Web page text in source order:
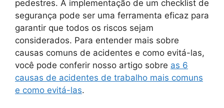
pedestres. A implementação de um checklist de
segurança pode ser uma ferramenta eficaz para
garantir que todos os riscos sejam
considerados. Para entender mais sobre
causas comuns de acidentes e como evitá-las,
você pode conferir nosso artigo sobre as 6
causas de acidentes de trabalho mais comuns
e como evitá-las.